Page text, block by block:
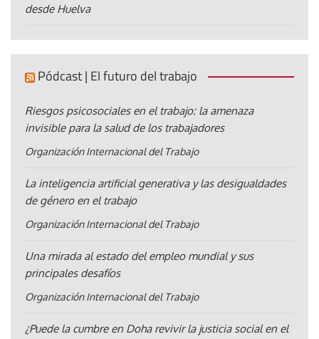
desde Huelva
Pódcast | El futuro del trabajo
Riesgos psicosociales en el trabajo: la amenaza
invisible para la salud de los trabajadores
Organización Internacional del Trabajo
La inteligencia artificial generativa y las desigualdades
de género en el trabajo
Organización Internacional del Trabajo
Una mirada al estado del empleo mundial y sus
principales desafíos
Organización Internacional del Trabajo
¿Puede la cumbre en Doha revivir la justicia social en el